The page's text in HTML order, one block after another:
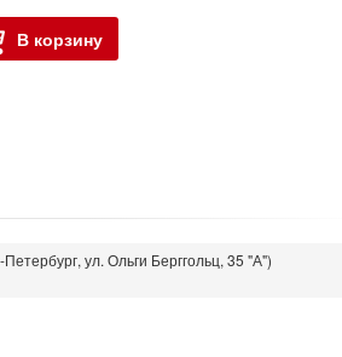
В корзину
ул. Ольги Берггольц, 35 "А")